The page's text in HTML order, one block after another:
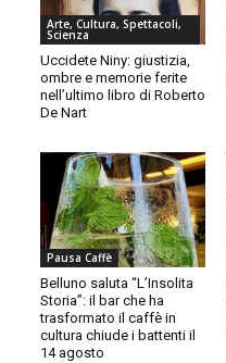
Arte, Cultura, Spettacoli,
Scienza
Uccidete Niny: giustizia,
ombre e memorie ferite
nell’ultimo libro di Roberto
De Nart
Pausa Caffè
Belluno saluta “L’Insolita
Storia”: il bar che ha
trasformato il caffè in
cultura chiude i battenti il
14 agosto